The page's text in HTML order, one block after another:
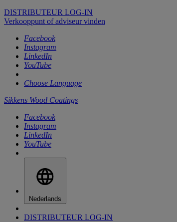
DISTRIBUTEUR LOG-IN
Verkooppunt of adviseur vinden
Facebook
Instagram
LinkedIn
YouTube
Choose Language
Sikkens Wood Coatings
Facebook
Instagram
LinkedIn
YouTube
Nederlands
DISTRIBUTEUR LOG-IN